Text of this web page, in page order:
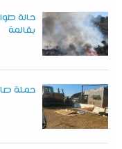
حالة
بقالمة
حملة